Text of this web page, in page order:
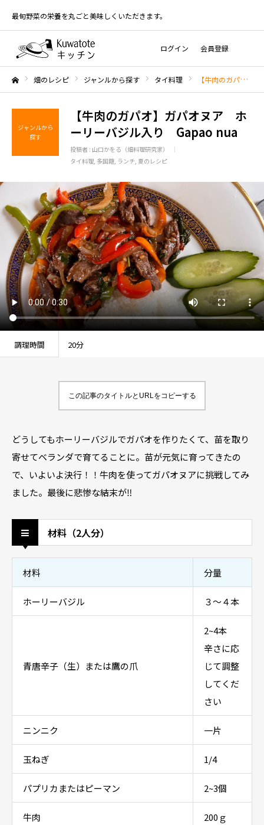
最旬野菜の栄養を丸ごと美味しくいただきます。
ログイン 会員登録
畑のレシピ ジャンルから探す タイ料理 【牛肉のガパオ】ガパオヌア ホーリーバジル入り Gapao nua
ジャンルから
探す
【牛肉のガパオ】ガパオヌア ホ
ーリーバジル入り Gapao nua
投稿者 : 山口かをる（畑料理研究家）
タイ料理 多国籍 ランチ 夏のレシピ
調理時間 20分
この記事のタイトルとURLをコピーする
どうしてもホーリーバジルでガパオを作りたくて、苗を取り
寄せてベランダで育てることに。苗が元気に育ってきたの
で、いよいよ決行！！牛肉を使ってガパオヌアに挑戦してみ
ました。最後に悲惨な結末が‼
材料（2人分）
材料 分量
ホーリーバジル ３～４本
青唐辛子（生）または鷹の爪
2~4本
辛さに応
じて調整
してくだ
さい
ニンニク 一片
玉ねぎ 1/4
パプリカまたはピーマン 2~3個
牛肉 200ｇ